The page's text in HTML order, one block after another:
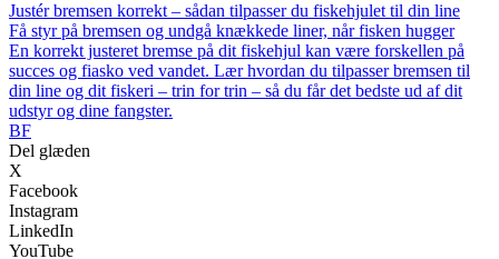
Justér bremsen korrekt – sådan tilpasser du fiskehjulet til din line
Få styr på bremsen og undgå knækkede liner, når fisken hugger
En korrekt justeret bremse på dit fiskehjul kan være forskellen på
succes og fiasko ved vandet. Lær hvordan du tilpasser bremsen til
din line og dit fiskeri – trin for trin – så du får det bedste ud af dit
udstyr og dine fangster.
BF
Del glæden
X
Facebook
Instagram
LinkedIn
YouTube